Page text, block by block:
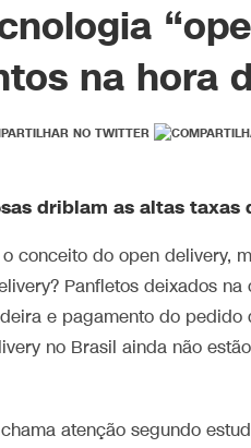
na hora
driblam as altas taxas
conceito do open delivery,
Panfletos deixados
e pagamento do
no Brasil ainda não
atenção segundo